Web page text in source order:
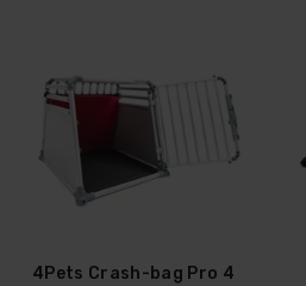
4Pets Crash-bag Pro 4